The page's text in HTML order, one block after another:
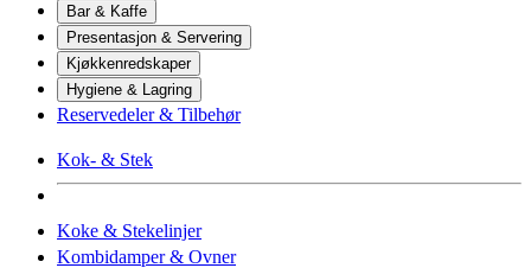
Bar & Kaffe
Presentasjon & Servering
Kjøkkenredskaper
Hygiene & Lagring
Reservedeler & Tilbehør
Kok- & Stek
Koke & Stekelinjer
Kombidamper & Ovner